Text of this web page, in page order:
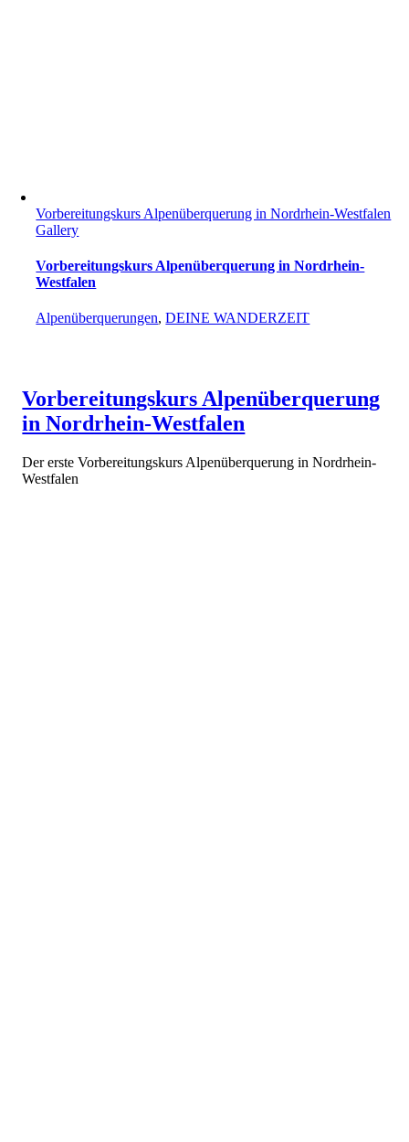
Vorbereitungskurs Alpenüberquerung in Nordrhein-Westfalen
Gallery
Vorbereitungskurs Alpenüberquerung in Nordrhein-
Westfalen
Alpenüberquerungen,DEINE WANDERZEIT
Vorbereitungskurs Alpenüberquerung
in Nordrhein-Westfalen
Der erste Vorbereitungskurs Alpenüberquerung in Nordrhein-
Westfalen